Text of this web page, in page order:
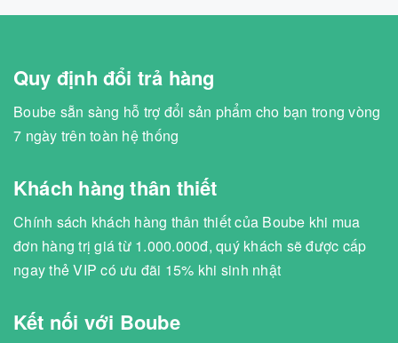
Quy định đổi trả hàng
Boube sẵn sàng hỗ trợ đổi sản phẩm cho bạn trong vòng
7 ngày trên toàn hệ thống
Khách hàng thân thiết
Chính sách khách hàng thân thiết của Boube khi mua
đơn hàng trị giá từ 1.000.000đ, quý khách sẽ được cấp
ngay thẻ VIP có ưu đãi 15% khi sinh nhật
Kết nối với Boube